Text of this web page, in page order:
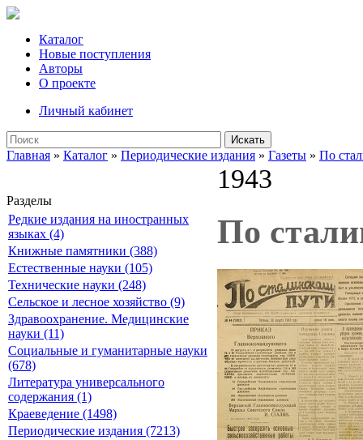
Каталог
Новые поступления
Авторы
О проекте
Личный кабинет
Искать
Главная » Каталог » Периодические издания » Газеты » По
Разделы
Редкие издания на иностранных
языках (4)
Книжные памятники (388)
Естественные науки (105)
Технические науки (248)
Сельское и лесное хозяйство (9)
Здравоохранение. Медицинские
науки (11)
Социальные и гуманитарные науки
(678)
Литература универсального
содержания (1)
Краеведение (1498)
Периодические издания (7213)
1943
По